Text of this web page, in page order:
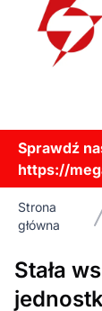
Sprawdź
https://
Strona
główna
Stała